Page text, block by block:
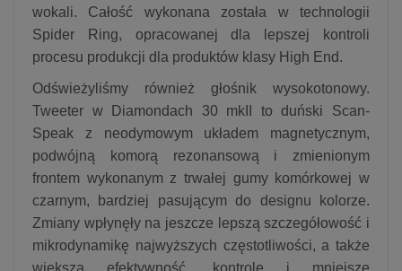
wokali. Całość wykonana została w technologii
Spider Ring, opracowanej dla lepszej kontroli
procesu produkcji dla produktów klasy High End.
Odświeżyliśmy również głośnik wysokotonowy.
Tweeter w Diamondach 30 mkII to duński Scan-
Speak z neodymowym układem magnetycznym,
podwójną komorą rezonansową i zmienionym
frontem wykonanym z trwałej gumy komórkowej w
czarnym, bardziej pasującym do designu kolorze.
Zmiany wpłynęły na jeszcze lepszą szczegółowość i
mikrodynamikę najwyższych częstotliwości, a także
większą efektywność, kontrolę i mniejsze